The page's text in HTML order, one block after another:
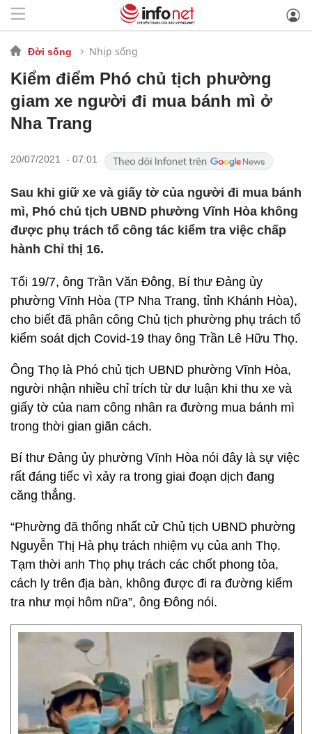
Đời sống Nhịp sống
Kiểm điểm Phó chủ tịch phường
giam xe người đi mua bánh mì ở
Nha Trang
20/07/2021 - 07:01
Sau khi giữ xe và giấy tờ của người đi mua bánh
mì, Phó chủ tịch UBND phường Vĩnh Hòa không
được phụ trách tổ công tác kiểm tra việc chấp
hành Chỉ thị 16.
Tối 19/7, ông Trần Văn Đông, Bí thư Đảng ủy
phường Vĩnh Hòa (TP Nha Trang, tỉnh Khánh Hòa),
cho biết đã phân công Chủ tịch phường phụ trách tổ
kiểm soát dịch Covid-19 thay ông Trần Lê Hữu Thọ.
Ông Thọ là Phó chủ tịch UBND phường Vĩnh Hòa,
người nhận nhiều chỉ trích từ dư luận khi thu xe và
giấy tờ của nam công nhân ra đường mua bánh mì
trong thời gian giãn cách.
Bí thư Đảng ủy phường Vĩnh Hòa nói đây là sự việc
rất đáng tiếc vì xảy ra trong giai đoạn dịch đang
căng thẳng.
“Phường đã thống nhất cử Chủ tịch UBND phường
Nguyễn Thị Hà phụ trách nhiệm vụ của anh Thọ.
Tạm thời anh Thọ phụ trách các chốt phong tỏa,
cách ly trên địa bàn, không được đi ra đường kiểm
tra như mọi hôm nữa”, ông Đông nói.